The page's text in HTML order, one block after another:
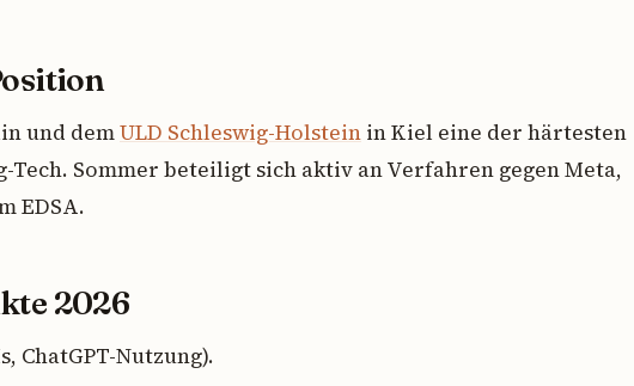
und demULD Schleswig-Holstein in Kiel eine der härtesten
Tech. Sommer beteiligt sich aktiv an Verfahren gegen Meta,
EDSA.
2026
ChatGPT-Nutzung).